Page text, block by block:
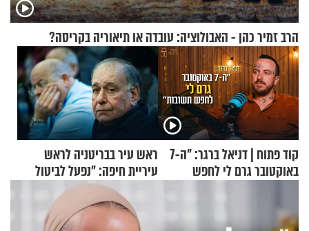
הרב זמיר כהן - האבולוציה: עובדה או תיאוריה בקריסה?
קוד פתוח | דניאל ברגר: "ה-7
באוקטובר גרם לי לחפש
ראש עיר בבריטניה לראש
עיריית חיפה: ״נפעל לביטול
ברית הערים התאומות״